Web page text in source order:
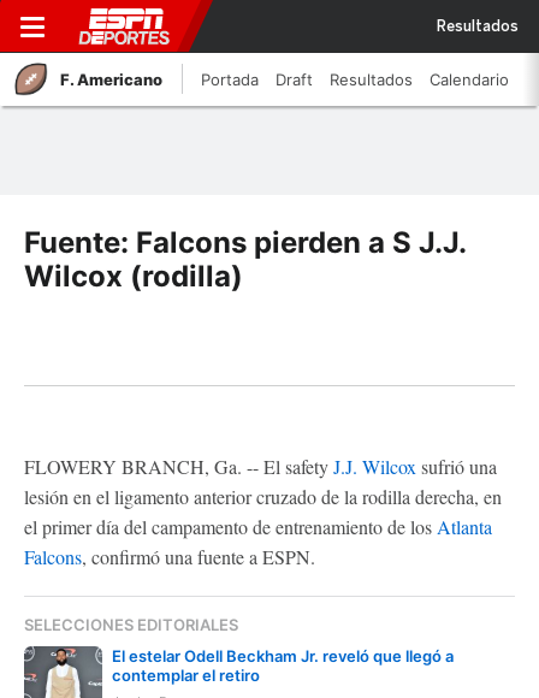
Resultados
F. Americano Portada Draft Resultados Calendario
Fuente: Falcons pierden a S J.J.
Wilcox (rodilla)
FLOWERY BRANCH, Ga. -- El safetyJ.J. Wilcox sufrió una
lesión en el ligamento anterior cruzado de la rodilla derecha, en
el primer día del campamento de entrenamiento de los Atlanta
Falcons, confirmó una fuente a ESPN.
SELECCIONES EDITORIALES
El estelar Odell Beckham Jr. reveló que llegó a
contemplar el retiro